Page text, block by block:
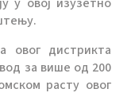
овог дистрикта
за више од 200
расту овог